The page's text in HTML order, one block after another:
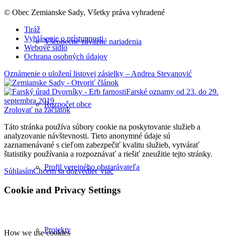
Všeobecne záväzné nariadenia
Rozpočet obce
Profil verejného obstarávateľa
Projekty
© Obec Zemianske Sady, Všetky práva vyhradené
Tiráž
Vyhlásenie o prístupnosti
Webové sídlo
Ochrana osobných údajov
Oznámenie o uložení listovej zásielky – Andrea Stevanović
Farské oznamy od 23. do 29.
septembra 2019
Zrolovať na začiatok
Táto stránka používa súbory cookie na poskytovanie služieb a
analyzovanie návštevnosti. Tieto anonymné údaje sú
zaznamenávané s cieľom zabezpečiť kvalitu služieb, vytvárať
štatistiky používania a rozpoznávať a riešiť zneužitie tejto stránky.
SúhlasímChcem sa dozvedieť viac
Cookie and Privacy Settings
How we use cookies